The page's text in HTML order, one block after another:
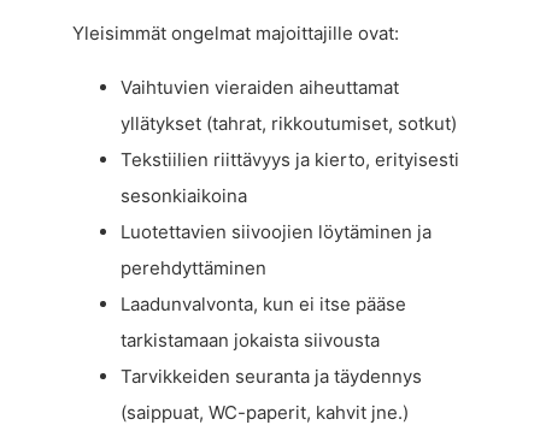
Yleisimmät ongelmat majoittajille ovat:
Vaihtuvien vieraiden aiheuttamat
yllätykset (tahrat, rikkoutumiset, sotkut)
Tekstiilien riittävyys ja kierto, erityisesti
sesonkiaikoina
Luotettavien siivoojien löytäminen ja
perehdyttäminen
Laadunvalvonta, kun ei itse pääse
tarkistamaan jokaista siivousta
Tarvikkeiden seuranta ja täydennys
(saippuat, WC-paperit, kahvit jne.)